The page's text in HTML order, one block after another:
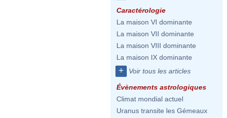
Caractérologie
La maison VI dominante
La maison VII dominante
La maison VIII dominante
La maison IX dominante
+ Voir tous les articles
Évènements astrologiques
Climat mondial actuel
Uranus transite les Gémeaux